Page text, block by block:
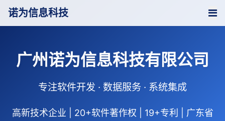
诺为信息科技
广州诺为信息科技有限公司
专注软件开发 · 数据服务 · 系统集成
高新技术企业 | 20+软件著作权 | 19+专利 | 广东省